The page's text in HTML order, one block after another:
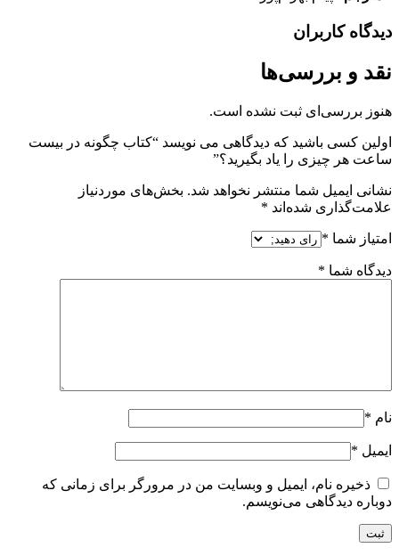
دیدگاه کاربران
نقد و بررسی‌ها
هنوز بررسی‌ای ثبت نشده است.
اولین کسی باشید که دیدگاهی می نویسد “کتاب چگونه در بیست
ساعت هر چیزی را یاد بگیرید؟”
نشانی ایمیل شما منتشر نخواهد شد. بخش‌های موردنیاز
علامت‌گذاری شده‌اند *
امتیاز شما *
دیدگاه شما *
نام *
ایمیل *
ذخیره نام، ایمیل و وبسایت من در مرورگر برای زمانی که
دوباره دیدگاهی می‌نویسم.